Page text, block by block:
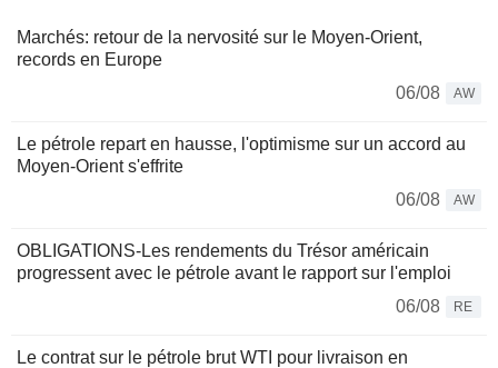
Marchés: retour de la nervosité sur le Moyen-Orient,
records en Europe
06/08
AW
Le pétrole repart en hausse, l'optimisme sur un accord au
Moyen-Orient s'effrite
06/08
AW
OBLIGATIONS-Les rendements du Trésor américain
progressent avec le pétrole avant le rapport sur l'emploi
06/08
RE
Le contrat sur le pétrole brut WTI pour livraison en